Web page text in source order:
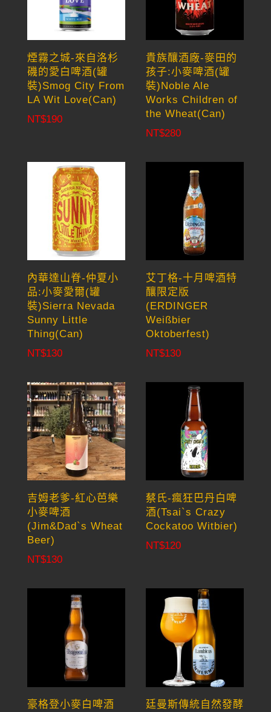
煙霧之城-來自洛杉
磯的愛白啤酒(罐
裝)Smog City From
LA Wit Love(Can)
NT$190
貴族釀酒廠-麥田的
孩子:小麥啤酒(罐
裝)Noble Ale
Works Children of
the Wheat(Can)
NT$280
內華達山脊-仲夏小
品:小麥愛爾(罐
裝)Sierra Nevada
Sunny Little
Thing(Can)
NT$130
艾丁格-十月啤酒特
釀限定版
(ERDINGER
Weißbier
Oktoberfest)
NT$130
吉姆老爹-紅心芭樂
小麥啤酒
(Jim&Dad`s Wheat
Beer)
NT$130
蔡氏-瘋狂巴丹白啤
酒(Tsai`s Crazy
Cockatoo Witbier)
NT$120
豪格登小麥白啤酒
廷曼斯傳統自然發酵